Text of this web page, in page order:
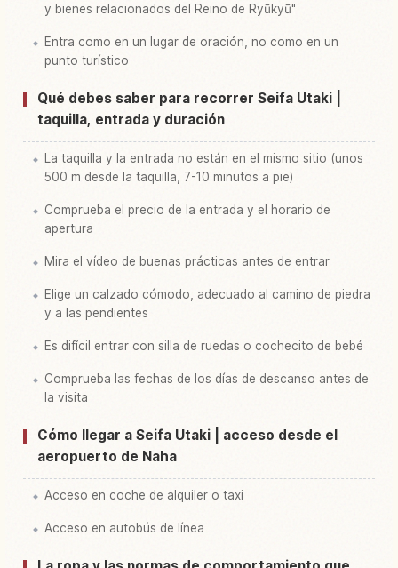
y bienes relacionados del Reino de Ryūkyū"
Entra como en un lugar de oración, no como en un
punto turístico
Qué debes saber para recorrer Seifa Utaki |
taquilla, entrada y duración
La taquilla y la entrada no están en el mismo sitio (unos
500 m desde la taquilla, 7-10 minutos a pie)
Comprueba el precio de la entrada y el horario de
apertura
Mira el vídeo de buenas prácticas antes de entrar
Elige un calzado cómodo, adecuado al camino de piedra
y a las pendientes
Es difícil entrar con silla de ruedas o cochecito de bebé
Comprueba las fechas de los días de descanso antes de
la visita
Cómo llegar a Seifa Utaki | acceso desde el
aeropuerto de Naha
Acceso en coche de alquiler o taxi
Acceso en autobús de línea